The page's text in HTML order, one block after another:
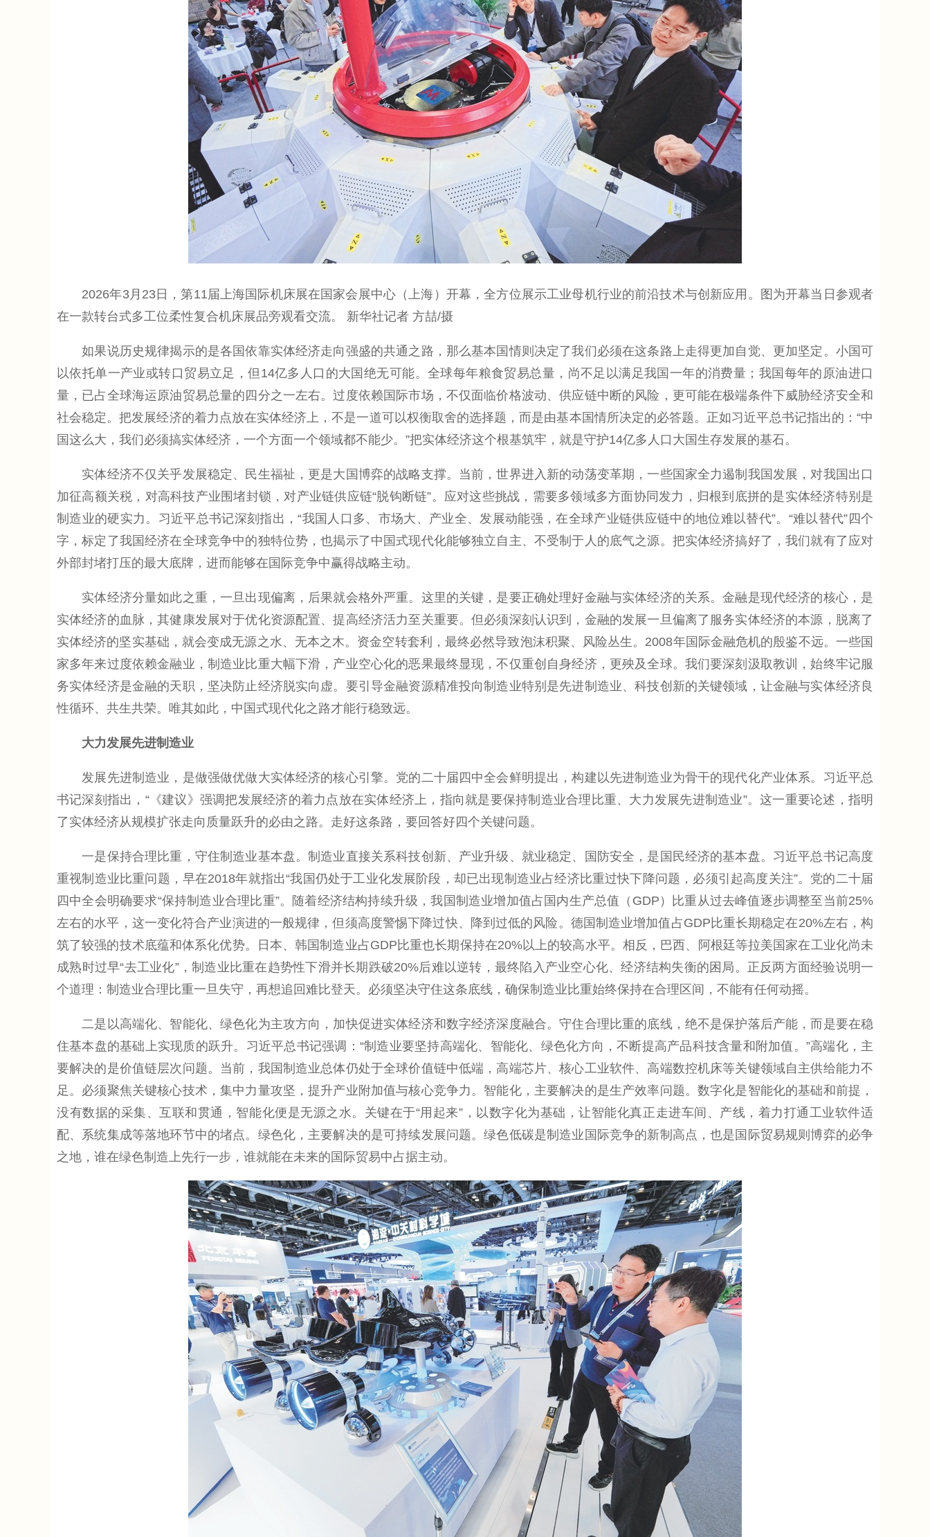
2026年3月23日，第11届上海国际机床展在国家会展中心（上海）开幕，全方位展示工业母机行业的前沿技术与创新应用。图为开幕当日参观者
在一款转台式多工位柔性复合机床展品旁观看交流。 新华社记者 方喆/摄
如果说历史规律揭示的是各国依靠实体经济走向强盛的共通之路，那么基本国情则决定了我们必须在这条路上走得更加自觉、更加坚定。小国可
以依托单一产业或转口贸易立足，但14亿多人口的大国绝无可能。全球每年粮食贸易总量，尚不足以满足我国一年的消费量；我国每年的原油进口
量，已占全球海运原油贸易总量的四分之一左右。过度依赖国际市场，不仅面临价格波动、供应链中断的风险，更可能在极端条件下威胁经济安全和
社会稳定。把发展经济的着力点放在实体经济上，不是一道可以权衡取舍的选择题，而是由基本国情所决定的必答题。正如习近平总书记指出的：“中
国这么大，我们必须搞实体经济，一个方面一个领域都不能少。”把实体经济这个根基筑牢，就是守护14亿多人口大国生存发展的基石。
实体经济不仅关乎发展稳定、民生福祉，更是大国博弈的战略支撑。当前，世界进入新的动荡变革期，一些国家全力遏制我国发展，对我国出口
加征高额关税，对高科技产业围堵封锁，对产业链供应链“脱钩断链”。应对这些挑战，需要多领域多方面协同发力，归根到底拼的是实体经济特别是
制造业的硬实力。习近平总书记深刻指出，“我国人口多、市场大、产业全、发展动能强，在全球产业链供应链中的地位难以替代”。“难以替代”四个
字，标定了我国经济在全球竞争中的独特位势，也揭示了中国式现代化能够独立自主、不受制于人的底气之源。把实体经济搞好了，我们就有了应对
外部封堵打压的最大底牌，进而能够在国际竞争中赢得战略主动。
实体经济分量如此之重，一旦出现偏离，后果就会格外严重。这里的关键，是要正确处理好金融与实体经济的关系。金融是现代经济的核心，是
实体经济的血脉，其健康发展对于优化资源配置、提高经济活力至关重要。但必须深刻认识到，金融的发展一旦偏离了服务实体经济的本源，脱离了
实体经济的坚实基础，就会变成无源之水、无本之木。资金空转套利，最终必然导致泡沫积聚、风险丛生。2008年国际金融危机的殷鉴不远。一些国
家多年来过度依赖金融业，制造业比重大幅下滑，产业空心化的恶果最终显现，不仅重创自身经济，更殃及全球。我们要深刻汲取教训，始终牢记服
务实体经济是金融的天职，坚决防止经济脱实向虚。要引导金融资源精准投向制造业特别是先进制造业、科技创新的关键领域，让金融与实体经济良
性循环、共生共荣。唯其如此，中国式现代化之路才能行稳致远。
大力发展先进制造业
发展先进制造业，是做强做优做大实体经济的核心引擎。党的二十届四中全会鲜明提出，构建以先进制造业为骨干的现代化产业体系。习近平总
书记深刻指出，“《建议》强调把发展经济的着力点放在实体经济上，指向就是要保持制造业合理比重、大力发展先进制造业”。这一重要论述，指明
了实体经济从规模扩张走向质量跃升的必由之路。走好这条路，要回答好四个关键问题。
一是保持合理比重，守住制造业基本盘。制造业直接关系科技创新、产业升级、就业稳定、国防安全，是国民经济的基本盘。习近平总书记高度
重视制造业比重问题，早在2018年就指出“我国仍处于工业化发展阶段，却已出现制造业占经济比重过快下降问题，必须引起高度关注”。党的二十届
四中全会明确要求“保持制造业合理比重”。随着经济结构持续升级，我国制造业增加值占国内生产总值（GDP）比重从过去峰值逐步调整至当前25%
左右的水平，这一变化符合产业演进的一般规律，但须高度警惕下降过快、降到过低的风险。德国制造业增加值占GDP比重长期稳定在20%左右，构
筑了较强的技术底蕴和体系化优势。日本、韩国制造业占GDP比重也长期保持在20%以上的较高水平。相反，巴西、阿根廷等拉美国家在工业化尚未
成熟时过早“去工业化”，制造业比重在趋势性下滑并长期跌破20%后难以逆转，最终陷入产业空心化、经济结构失衡的困局。正反两方面经验说明一
个道理：制造业合理比重一旦失守，再想追回难比登天。必须坚决守住这条底线，确保制造业比重始终保持在合理区间，不能有任何动摇。
二是以高端化、智能化、绿色化为主攻方向，加快促进实体经济和数字经济深度融合。守住合理比重的底线，绝不是保护落后产能，而是要在稳
住基本盘的基础上实现质的跃升。习近平总书记强调：“制造业要坚持高端化、智能化、绿色化方向，不断提高产品科技含量和附加值。”高端化，主
要解决的是价值链层次问题。当前，我国制造业总体仍处于全球价值链中低端，高端芯片、核心工业软件、高端数控机床等关键领域自主供给能力不
足。必须聚焦关键核心技术，集中力量攻坚，提升产业附加值与核心竞争力。智能化，主要解决的是生产效率问题。数字化是智能化的基础和前提，
没有数据的采集、互联和贯通，智能化便是无源之水。关键在于“用起来”，以数字化为基础，让智能化真正走进车间、产线，着力打通工业软件适
配、系统集成等落地环节中的堵点。绿色化，主要解决的是可持续发展问题。绿色低碳是制造业国际竞争的新制高点，也是国际贸易规则博弈的必争
之地，谁在绿色制造上先行一步，谁就能在未来的国际贸易中占据主动。